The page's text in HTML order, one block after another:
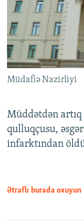
Müdafiə Nazirliyi
Müddətdən
qulluqçusu, əsgər
infarktından
Ətraflı burada oxuyun